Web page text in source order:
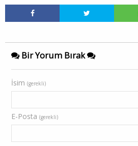
Bir Yorum Bırak
İsim (gerekli)
E-Posta (gerekli)